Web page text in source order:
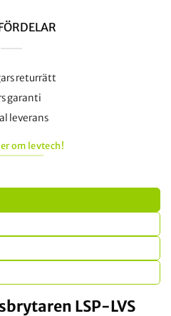
returrätt
garanti
leverans
om levtech!
LSP-LVS